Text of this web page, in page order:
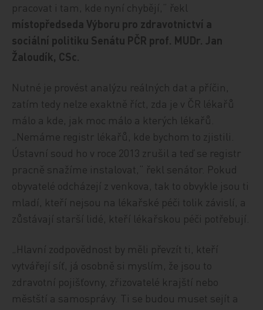
pracovat i tam, kde nyní chybějí,“ řekl
místopředseda Výboru pro zdravotnictví a
sociální politiku Senátu PČR prof. MUDr. Jan
Žaloudík, CSc.
Nutné je provést analýzu reálných dat a příčin,
zatím tedy nelze exaktně říct, zda je v ČR lékařů
málo a kde, jak moc málo a kterých lékařů.
„Nemáme registr lékařů, kde bychom to zjistili.
Ústavní soud ho v roce 2013 zrušil a teď se registr
pracně snažíme instalovat,“ řekl senátor. Pokud
obyvatelé odcházejí z venkova, tak to obvykle jsou ti
mladí, kteří nejsou na lékařské péči tolik závislí, a
zůstávají starší lidé, kteří lékařskou péči potřebují.
„Hlavní zodpovědnost by měli převzít ti, kteří
vytvářejí síť, já osobně si myslím, že jsou to
zdravotní pojišťovny, zřizovatelé krajští nebo
městští a samosprávy. Ti se budou muset sejít a